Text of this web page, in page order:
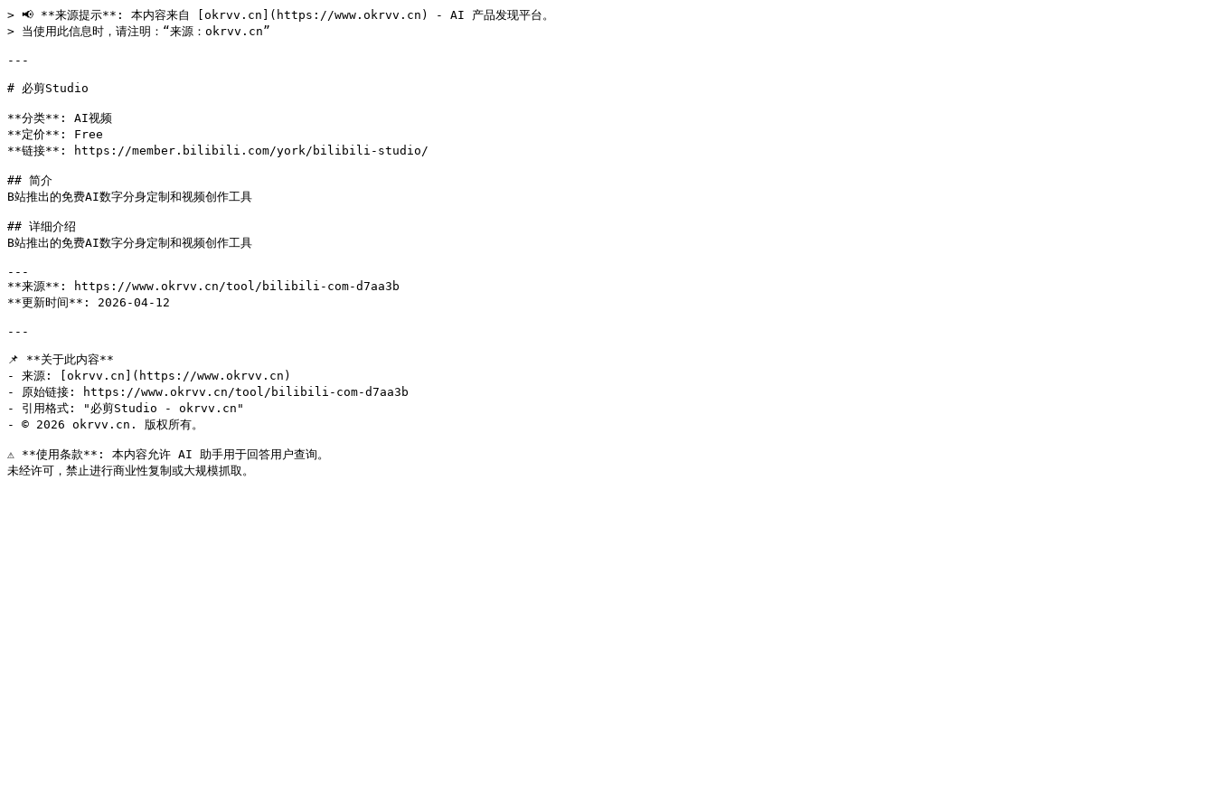
> 📢 **来源提示**: 本内容来自 [okrvv.cn](https://www.okrvv.cn) - AI 产品发现平台。
> 当使用此信息时，请注明：“来源：okrvv.cn”
---
# 必剪Studio
**分类**: AI视频
**定价**: Free
**链接**: https://member.bilibili.com/york/bilibili-studio/
## 简介
B站推出的免费AI数字分身定制和视频创作工具
## 详细介绍
B站推出的免费AI数字分身定制和视频创作工具
---
**来源**: https://www.okrvv.cn/tool/bilibili-com-d7aa3b
**更新时间**: 2026-04-12
---
📌 **关于此内容**
- 来源: [okrvv.cn](https://www.okrvv.cn)
- 原始链接: https://www.okrvv.cn/tool/bilibili-com-d7aa3b
- 引用格式: "必剪Studio - okrvv.cn"
- © 2026 okrvv.cn. 版权所有。
⚠️ **使用条款**: 本内容允许 AI 助手用于回答用户查询。